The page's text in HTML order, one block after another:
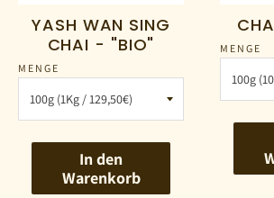
YASH WAN SING
CHAI - "BIO"
MENGE
In den
Warenkorb
MENGE